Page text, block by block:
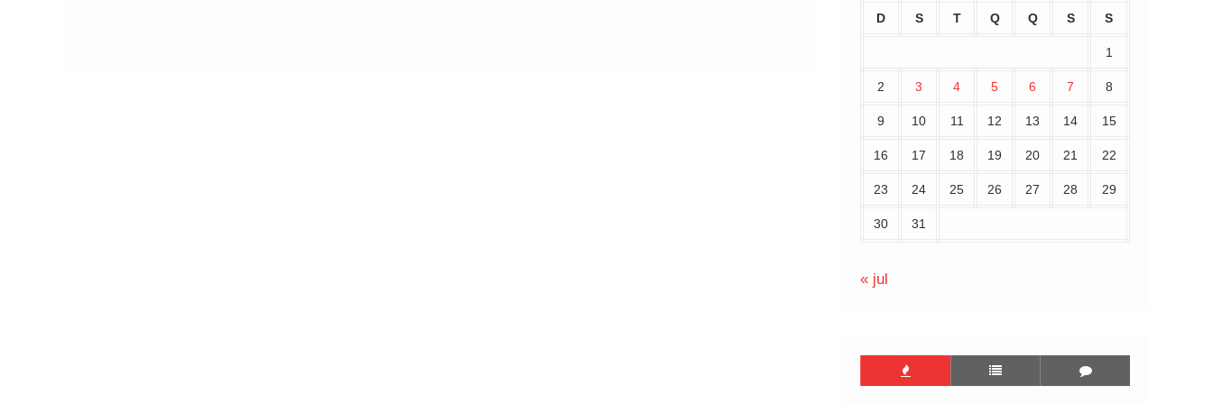
D S T Q Q S S
1
2 3 4 5 6 7 8
9 10 11 12 13 14 15
16 17 18 19 20 21 22
23 24 25 26 27 28 29
30 31
« jul